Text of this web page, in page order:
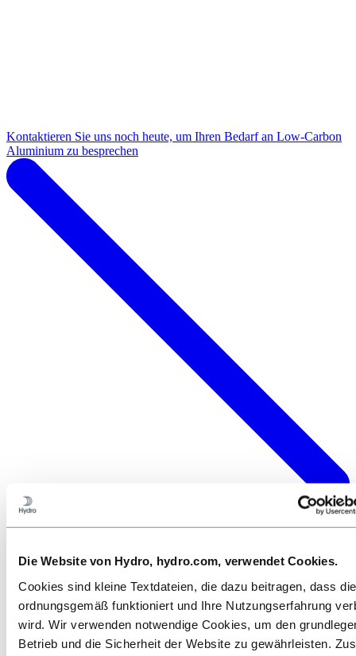
Die Website von Hydro, hydro.com, verwendet Cookies.
Cookies sind kleine Textdateien, die dazu beitragen, dass
ordnungsgemäß funktioniert und Ihre Nutzungserfahrung
wird. Wir verwenden notwendige Cookies, um den
Betrieb und die Sicherheit der Website zu gewährleisten.
Kontaktieren Sie uns noch heute, um Ihren Bedarf an Low-Carbon
Aluminium zu besprechen